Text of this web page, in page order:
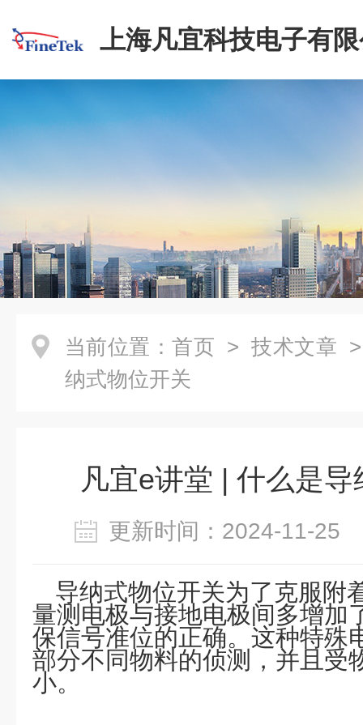
上海凡宜科技电子有
当前位置： 首页 > 技术文章
纳式物位开关
凡宜e讲堂 | 什么是
更新时间：2024-11-
导纳式物位开关为了克服附
量测电极与接地电极间多增加
保信号准位的正确。这种特殊
部分不同物料的侦测，并且受
小。